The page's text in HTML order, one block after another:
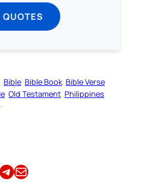
QUOTES
Bible Bible Book Bible Verse
Old Testament Philippines
on TelegramEmail this Article